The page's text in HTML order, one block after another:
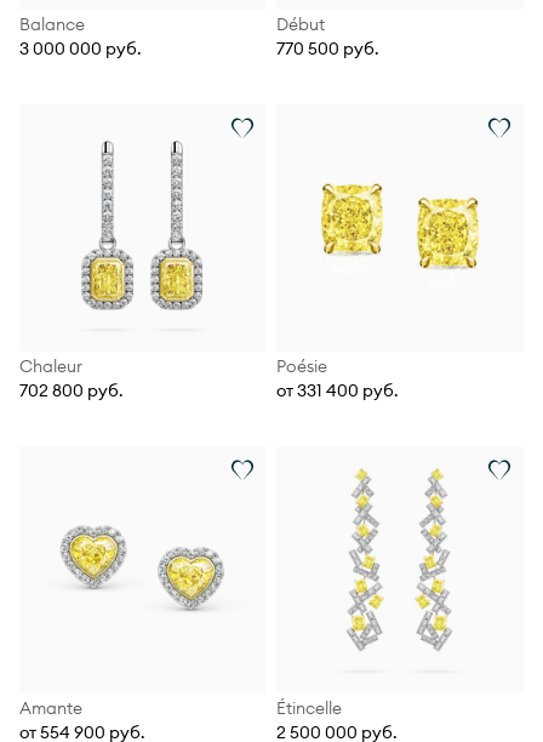
Balance
3 000 000 руб.
Début
770 500 руб.
Chaleur
702 800 руб.
Poésie
от 331 400 руб.
Amante
от 554 900 руб.
Étincelle
2 500 000 руб.